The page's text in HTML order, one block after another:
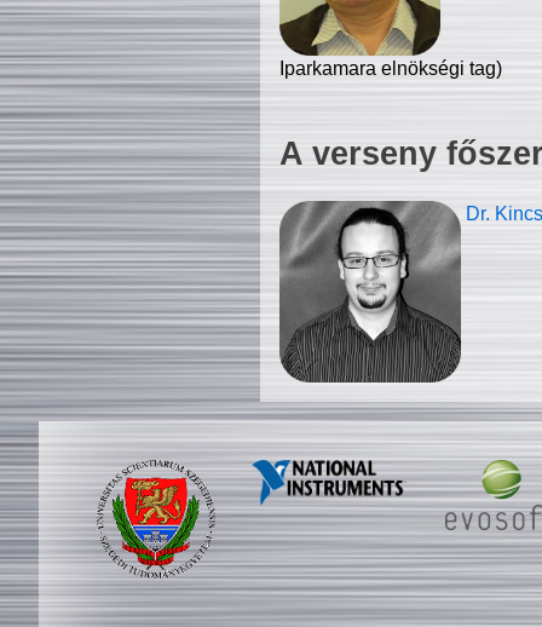
Iparkamara elnökségi tag)
A verseny
Dr.